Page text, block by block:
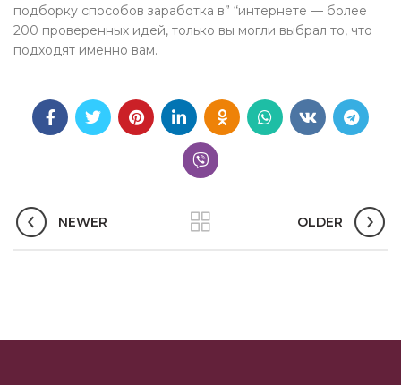
подборку способов заработка в” “интернете — более
200 проверенных идей, только вы могли выбрал то, что
подходят именно вам.
NEWER OLDER